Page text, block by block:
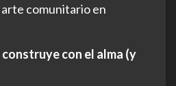
comunitario en
con el alma (y